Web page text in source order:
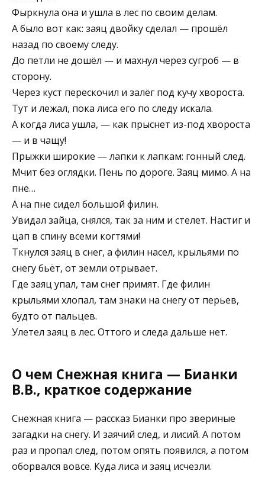
Фыркнула она и ушла в лес по своим делам.
А было вот как: заяц двойку сделал — прошёл
назад по своему следу.
До петли не дошёл — и махнул через сугроб — в
сторону.
Через куст перескочил и залёг под кучу хвороста.
Тут и лежал, пока лиса его по следу искала.
А когда лиса ушла, — как прыснет из-под хвороста
— и в чащу!
Прыжки широкие — лапки к лапкам: гонный след.
Мчит без оглядки. Пень по дороге. Заяц мимо. А на
пне…
А на пне сидел большой филин.
Увидал зайца, снялся, так за ним и стелет. Настиг и
цап в спину всеми когтями!
Ткнулся заяц в снег, а филин насел, крыльями по
снегу бьёт, от земли отрывает.
Где заяц упал, там снег примят. Где филин
крыльями хлопал, там знаки на снегу от перьев,
будто от пальцев.
Улетел заяц в лес. Оттого и следа дальше нет.
О чем Снежная книга — Бианки
В.В., краткое содержание
Снежная книга — рассказ Бианки про звериные
загадки на снегу. И заячий след, и лисий. А потом
раз и пропал след, потом опять появился, а потом
оборвался вовсе. Куда лиса и заяц исчезли.